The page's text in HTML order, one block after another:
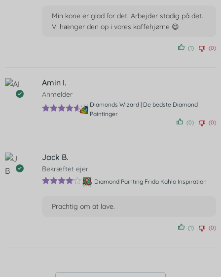
Min kone er glad for det. Arbejder stadig på det.
Vi hænger den op i vores kaffehjørne 😄
(1) (0)
Amin I.
Anmelder
Diamonds Wizard | De bedste Diamond
Paintinger
(0) (0)
Jack B.
Bekræftet ejer
Diamond Painting Frida Kahlo Inspiration
Prachtig om at lave.
(1) (0)